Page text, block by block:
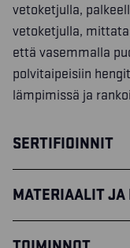
vetoketjulla,
vetoketjulla,
että vasemmalla
polvitaipeisiin
lämpimissä ja
SERTIFIOINNIT
MATERIAALIT JA